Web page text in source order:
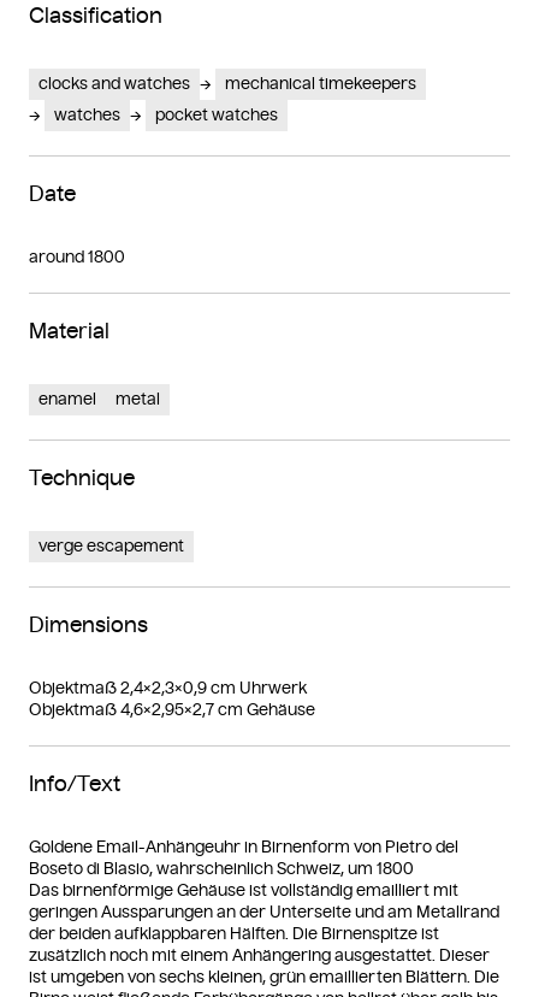
Classification
clocks and watches
mechanical timekeepers
watches
pocket watches
Date
around 1800
Material
enamel metal
Technique
verge escapement
Dimensions
Objektmaß 2,4×2,3×0,9 cm Uhrwerk
Objektmaß 4,6×2,95×2,7 cm Gehäuse
Info/Text
Goldene Email-Anhängeuhr in Birnenform von Pietro del
Boseto di Blasio, wahrscheinlich Schweiz, um 1800
Das birnenförmige Gehäuse ist vollständig emailliert mit
geringen Aussparungen an der Unterseite und am Metallrand
der beiden aufklappbaren Hälften. Die Birnenspitze ist
zusätzlich noch mit einem Anhängering ausgestattet. Dieser
ist umgeben von sechs kleinen, grün emaillierten Blättern. Die